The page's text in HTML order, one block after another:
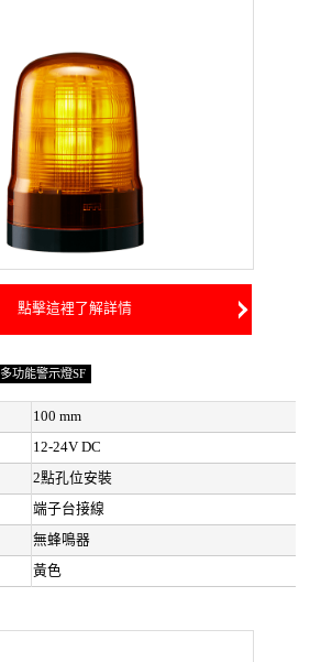
點擊這裡了解詳情
多功能警示燈SF
100 mm
12-24V DC
2點孔位安裝
端子台接線
無蜂鳴器
黃色